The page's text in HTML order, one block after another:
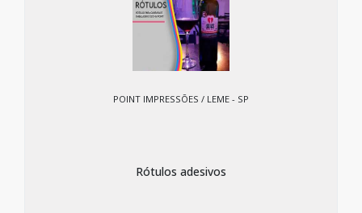
POINT IMPRESSÕES / LEME - SP
Rótulos adesivos